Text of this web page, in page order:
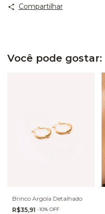
Compartilhar
Você pode gostar:
Brinco Argola Detalhado
R$35,91 -10%OFF